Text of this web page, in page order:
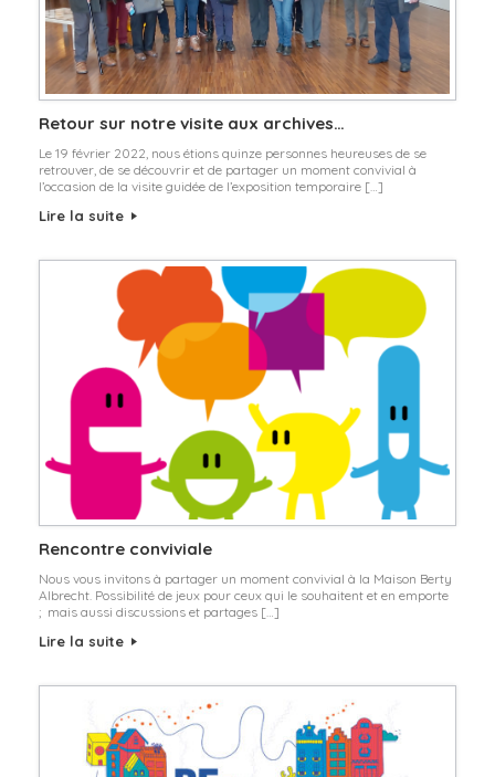
Retour sur notre visite aux archives…
Le 19 février 2022, nous étions quinze personnes heureuses de se
retrouver, de se découvrir et de partager un moment convivial à
l’occasion de la visite guidée de l’exposition temporaire […]
Lire la suite
Rencontre conviviale
Nous vous invitons à partager un moment convivial à la Maison Berty
Albrecht. Possibilité de jeux pour ceux qui le souhaitent et en emporte
; mais aussi discussions et partages […]
Lire la suite